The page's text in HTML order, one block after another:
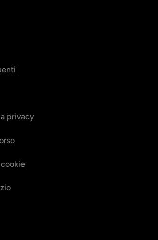
privacy